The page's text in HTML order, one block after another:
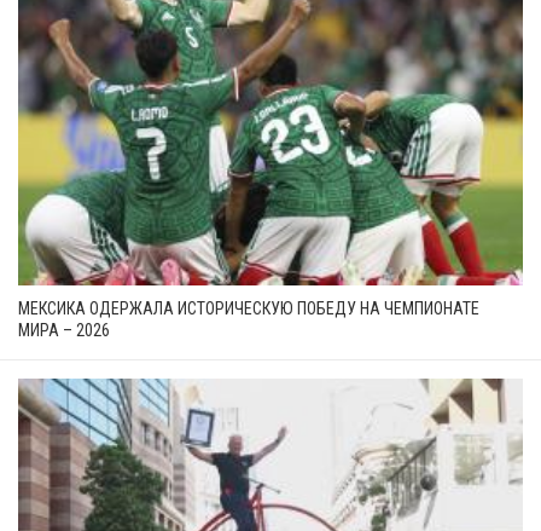
МЕКСИКА ОДЕРЖАЛА ИСТОРИЧЕСКУЮ ПОБЕДУ НА ЧЕМПИОНАТЕ
МИРА – 2026